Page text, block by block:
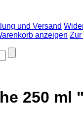
und Versand
anzeigen Zur
250 ml